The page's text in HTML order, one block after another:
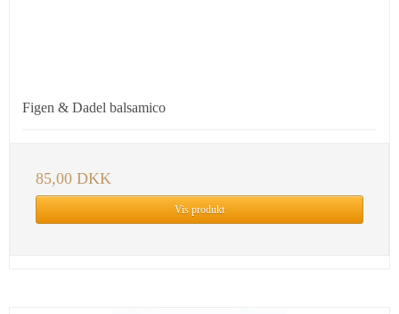
Figen & Dadel balsamico
85,00 DKK
Vis produkt